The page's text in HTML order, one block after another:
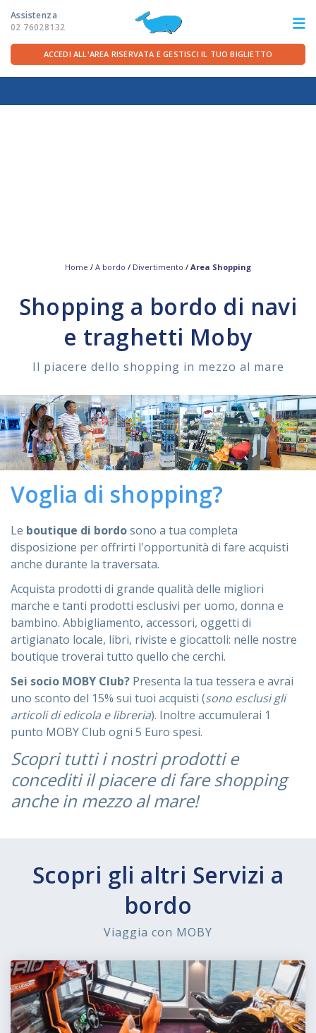
Assistenza
02 76028132
ITA FRA DEU ENG
SERVIZI A BORDO
LA COMPAGNIA
ASSISTENZA
AssistenzaOnline
Assistenza02 76028132
ACCEDI ALL'AREA RISERVATA E GESTISCI IL TUO BIGLIETTO
Home / A bordo / Divertimento / Area Shopping
Shopping a bordo di navi
e traghetti Moby
Il piacere dello shopping in mezzo al mare
Voglia di shopping?
Le boutique di bordosono a tua completa
disposizione per offrirti l'opportunità di fare acquisti
anche durante la traversata.
Acquista prodotti di grande qualità delle migliori
marche e tanti prodotti esclusivi per uomo, donna e
bambino. Abbigliamento, accessori, oggetti di
artigianato locale, libri, riviste e giocattoli: nelle nostre
boutique troverai tutto quello che cerchi.
Sei socio MOBY Club? Presenta la tua tessera e avrai
uno sconto del 15% sui tuoi acquisti (sono esclusi gli
articoli di edicola e libreria). Inoltre accumulerai 1
punto MOBY Club ogni 5 Euro spesi.
Scopri tutti i nostri prodotti e
concediti il piacere di fare shopping
anche in mezzo al mare!
Scopri gli altri Servizi a
bordo
Viaggia con MOBY